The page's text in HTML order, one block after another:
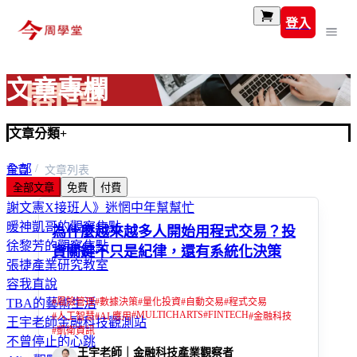
登入
文章專欄
文章分類+
全部
富玩家
謝文憲X接班人》迷惘中年幫幫忙
暖神凱哥的觀察焦點
徐黎芳的觀察焦點
張捷產業研究教室
容我直說
TBA的藝術生活
王宇老師金融科技觀測站
不曾停止的心跳
首頁
文章列表
全部文章
免費 付費
為什麼越來越多人開始用程式交易？投
資關鍵不只是紀律，還有系統化決策
#風險管理#數據決策#量化投資#自動交易#程式交易
#人工智慧#AI 應用#MULTICHARTS#FINTECH#金融科技
#凱衛資訊
王宇老師｜金融科技產業觀察者